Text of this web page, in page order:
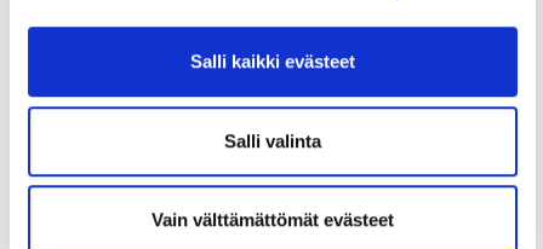
Salli kaikki evästeet
Salli valinta
Vain välttämättömät evästeet
Kauppakamarilehti on ilmestynyt
Kauppakamarilehti on ilmestynyt 13.11. Aiheenamme